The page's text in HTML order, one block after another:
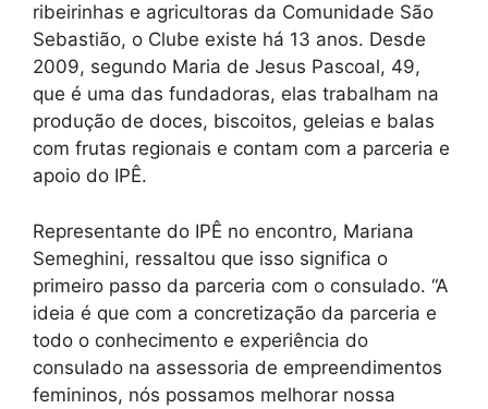
ribeirinhas e agricultoras da Comunidade São
Sebastião, o Clube existe há 13 anos. Desde
2009, segundo Maria de Jesus Pascoal, 49,
que é uma das fundadoras, elas trabalham na
produção de doces, biscoitos, geleias e balas
com frutas regionais e contam com a parceria e
apoio do IPÊ.
Representante do IPÊ no encontro, Mariana
Semeghini, ressaltou que isso significa o
primeiro passo da parceria com o consulado. “A
ideia é que com a concretização da parceria e
todo o conhecimento e experiência do
consulado na assessoria de empreendimentos
femininos, nós possamos melhorar nossa